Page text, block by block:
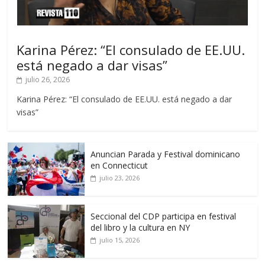
Karina Pérez: “El consulado de EE.UU.
está negado a dar visas”
julio 26, 2026
Karina Pérez: “El consulado de EE.UU. está negado a dar
visas”
Anuncian Parada y Festival dominicano
en Connecticut
julio 23, 2026
Seccional del CDP participa en festival
del libro y la cultura en NY
julio 15, 2026